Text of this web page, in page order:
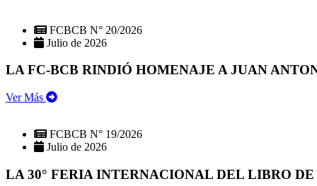
FCBCB N° 20/2026
Julio de 2026
LA FC-BCB RINDIÓ HOMENAJE A JUAN
Ver Más
FCBCB N° 19/2026
Julio de 2026
LA 30° FERIA INTERNACIONAL DEL LIBRO